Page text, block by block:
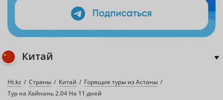
Китай
Ht.kz Страны Китай
Горящие туры из Астаны
Тур на Хайнань 2.04 На 11 дней